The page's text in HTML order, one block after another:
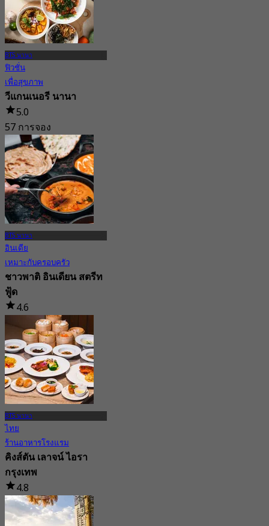
BTS นานา
ฟิวชั่น
เพื่อสุขภาพ
วีแกนเนอรี นานา
5.0
57 การจอง
จาก฿ 216.66
BTS นานา
อินเดีย
เหมาะกับครอบครัว
ชาวพาติ อินเดียน สตรีท
ฟู้ด
4.6
5.7K การจอง
จาก฿ 399
BTS นานา
ไทย
ร้านอาหารโรงแรม
คิงส์ตัน เลาจน์ ไอรา
กรุงเทพ
4.8
375 การจอง
จาก฿ 395